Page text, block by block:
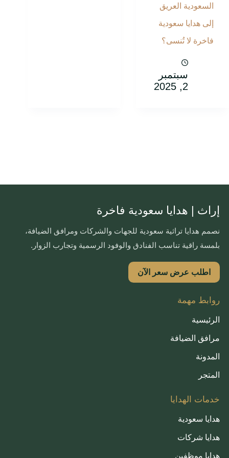
السعودية العريق
إلى هدايا سعودية
فاخرة لا تُنسى؟
سبتمبر
2, 2025
إراث | هدايا سعودية فاخرة
نصمم هدايا تراثية سعودية للجهات والشركات ومرافق الضيافة،
بلمسة راقية تناسب الفنادق والوفود الرسمية وتجارب الزوار.
اطلب عرض سعر الآن
روابط مهمة
الرئيسية
مرافق الضيافة
المدونة
المتجر
خدمات الهدايا
هدايا سعودية
هدايا شركات
هدايا موظفين